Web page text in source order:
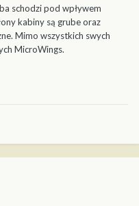
schodzi pod wpływem
kabiny są grube oraz
Mimo wszystkich swych
MicroWings.